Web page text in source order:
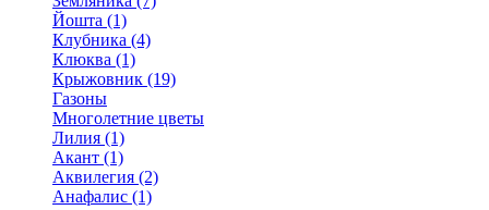
Йошта (1)
Клубника (4)
Клюква (1)
Крыжовник (19)
Газоны
Многолетние цветы
Лилия (1)
Акант (1)
Аквилегия (2)
Анафалис (1)